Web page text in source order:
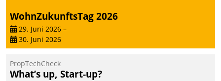
– und beschleunigt damit
den Weg vom
Mieteranliegen zum
WohnZukunftsTag 2026
29. Juni 2026 –
30. Juni 2026
PropTechCheck
What’s up, Start-up?